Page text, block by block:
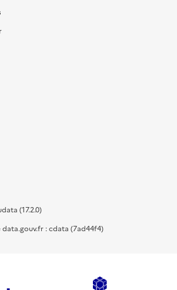
(17.2.0)
: cdata (7ad44f4)